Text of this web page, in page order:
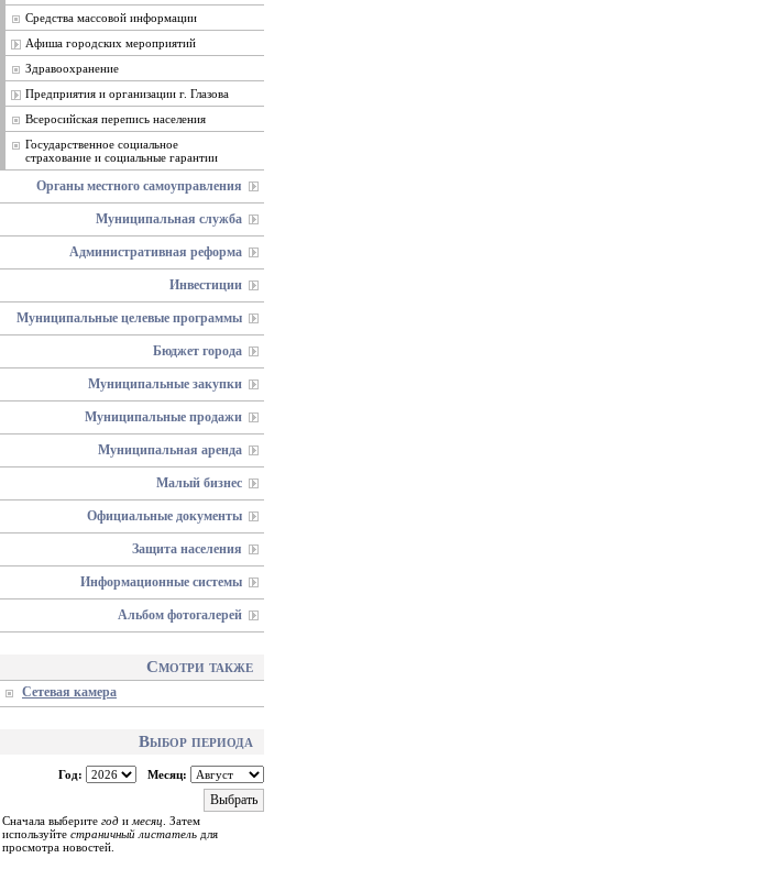
Средства массовой информации
Афиша городских мероприятий
Здравоохранение
Предприятия и организации г. Глазова
Всеросийская перепись населения
Государственное социальное
страхование и социальные гарантии
Органы местного самоуправления
Муниципальная служба
Административная реформа
Инвестиции
Муниципальные целевые программы
Бюджет города
Муниципальные закупки
Муниципальные продажи
Муниципальная аренда
Малый бизнес
Официальные документы
Защита населения
Информационные системы
Альбом фотогалерей
Смотри также
Сетевая камера
Выбор периода
Год: Месяц:
Выбрать
Сначала выберите год и месяц . Затем
используйте страничный листатель для
просмотра новостей.